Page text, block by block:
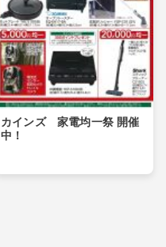
カインズ 家電均一祭 開催
中！